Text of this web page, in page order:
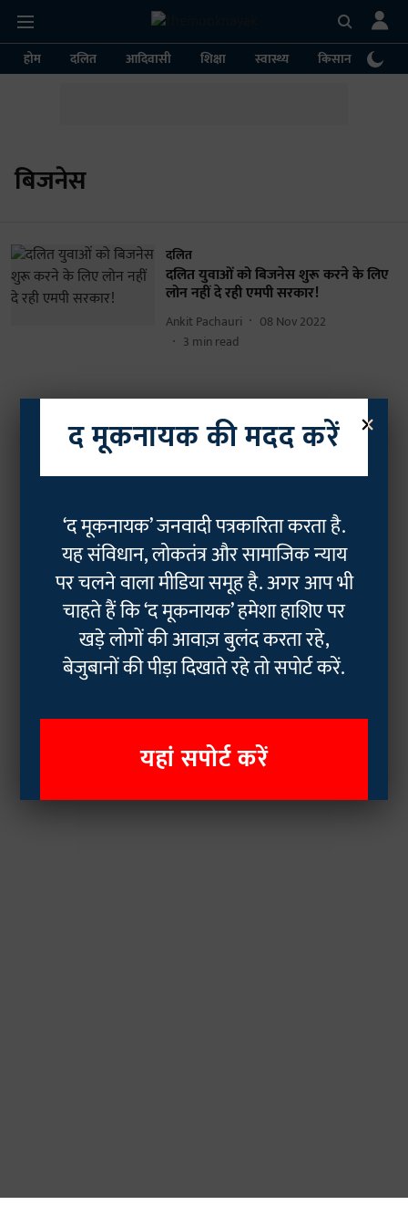
होम दलित आदिवासी शिक्षा स्वास्थ्य किसान
बिजनेस
दलित
दलित युवाओं को बिजनेस शुरू करने के लिए
लोन नहीं दे रही एमपी सरकार!
Ankit Pachauri
08 Nov 2022
3 min read
×
द मूकनायक की मदद करें
‘द मूकनायक’ जनवादी पत्रकारिता करता है.
यह संविधान, लोकतंत्र और सामाजिक न्याय
पर चलने वाला मीडिया समूह है. अगर आप भी
चाहते हैं कि ‘द मूकनायक’ हमेशा हाशिए पर
खड़े लोगों की आवाज़ बुलंद करता रहे,
बेजुबानों की पीड़ा दिखाते रहे तो सपोर्ट करें.
यहां सपोर्ट करें